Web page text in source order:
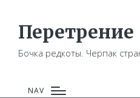
Перетрение
Бочка редкоты. Черпак
NAV